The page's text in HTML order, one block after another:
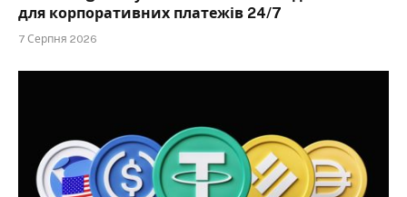
для корпоративних платежів 24/7
7 Серпня 2026